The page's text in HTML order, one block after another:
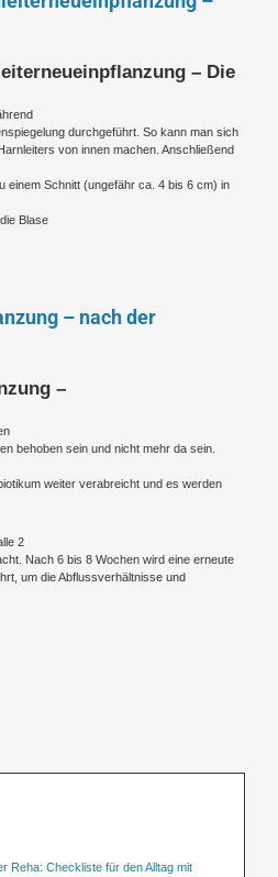
– Die
durchgeführt. So kann man sich
von innen machen. Anschließend
einem Schnitt (ungefähr ca. 4 bis 6 cm) in
Blase
– nach der
–
behoben sein und nicht mehr da sein.
weiter verabreicht und es werden
2
Nach 6 bis 8 Wochen wird eine erneute
um die Abflussverhältnisse und
Reha: Checkliste für den Alltag mit